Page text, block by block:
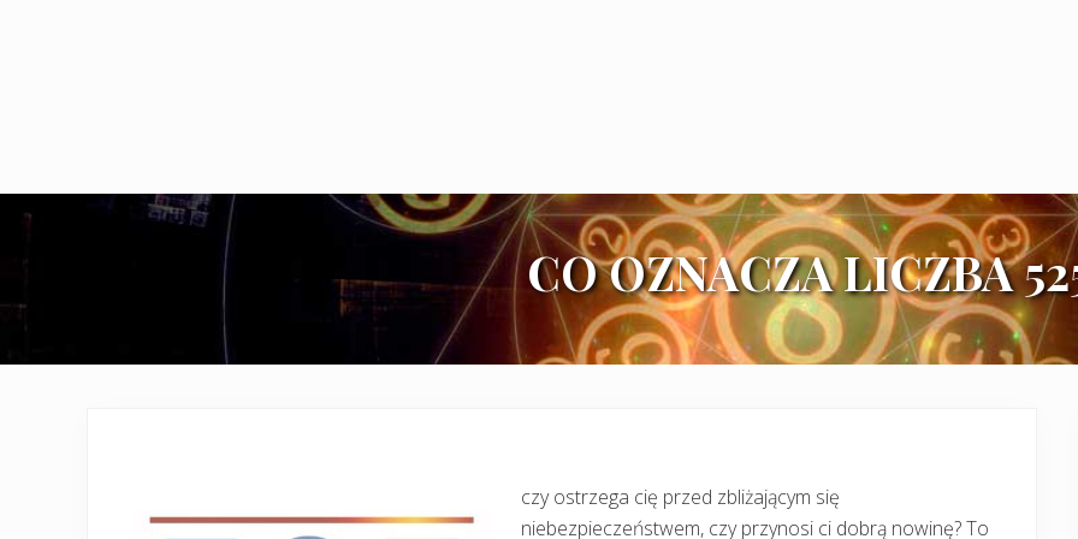
CO OZNACZA LICZBA
czy ostrzega cię przed zbliżającym się
niebezpieczeństwem, czy przynosi ci dobrą nowinę? To